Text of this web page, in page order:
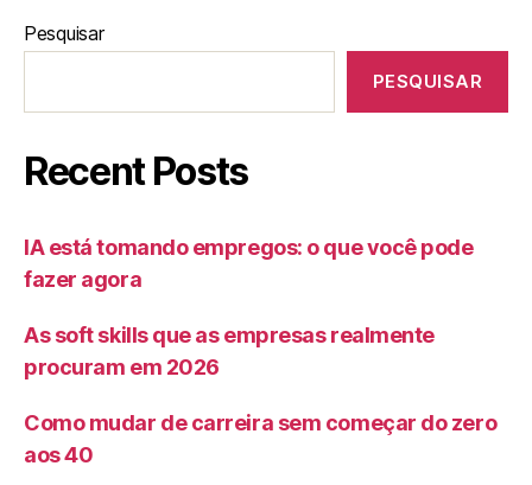
Pesquisar
PESQUISAR
Recent Posts
IA está tomando empregos: o que você pode
fazer agora
As soft skills que as empresas realmente
procuram em 2026
Como mudar de carreira sem começar do zero
aos 40